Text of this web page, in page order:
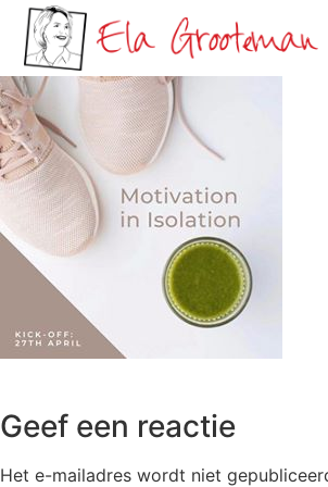
Geef een reactie
Het e-mailadres wordt niet